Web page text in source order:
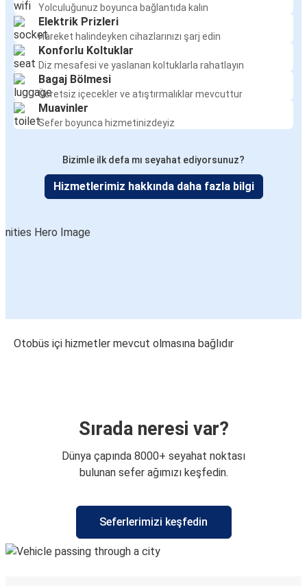
Yolculuğunuz boyunca bağlantıda kalın
Elektrik Prizleri
Hareket halindeyken cihazlarınızı şarj edin
Konforlu Koltuklar
Diz mesafesi ve yaslanan koltuklarla rahatlayın
Bagaj Bölmesi
Ücretsiz içecekler ve atıştırmalıklar mevcuttur
Muavinler
Sefer boyunca hizmetinizdeyiz
Bizimle ilk defa mı seyahat ediyorsunuz?
Hizmetlerimiz hakkında daha fazla bilgi
Otobüs içi hizmetler mevcut olmasına bağlıdır
Sırada neresi var?
Dünya çapında 8000+ seyahat noktası
bulunan sefer ağımızı keşfedin.
Seferlerimizi keşfedin